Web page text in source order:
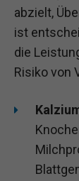
abzielt,
ist
die
Risiko von